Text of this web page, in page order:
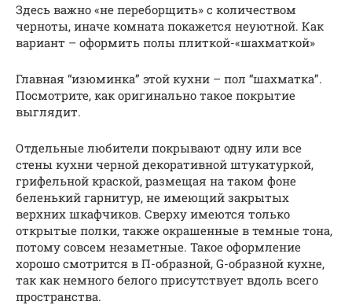
Здесь важно «не переборщить» с количеством
черноты, иначе комната покажется неуютной. Как
вариант – оформить полы плиткой-«шахматкой»
Главная “изюминка” этой кухни – пол “шахматка”.
Посмотрите, как оригинально такое покрытие
выглядит.
Отдельные любители покрывают одну или все
стены кухни черной декоративной штукатуркой,
грифельной краской, размещая на таком фоне
беленький гарнитур, не имеющий закрытых
верхних шкафчиков. Сверху имеются только
открытые полки, также окрашенные в темные тона,
потому совсем незаметные. Такое оформление
хорошо смотрится в П-образной, G-образной кухне,
так как немного белого присутствует вдоль всего
пространства.